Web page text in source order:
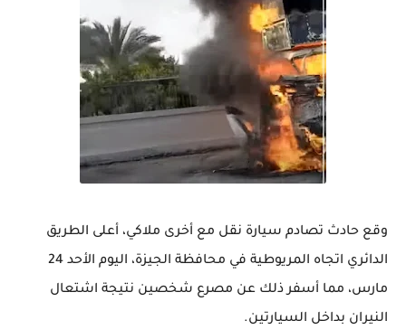
وقع حادث تصادم سيارة نقل مع أخرى ملاكي، أعلى الطريق
الدائري اتجاه المريوطية في محافظة الجيزة، اليوم الأحد 24
مارس، مما أسفر ذلك عن مصرع شخصين نتيجة اشتعال
النيران بداخل السيارتين.